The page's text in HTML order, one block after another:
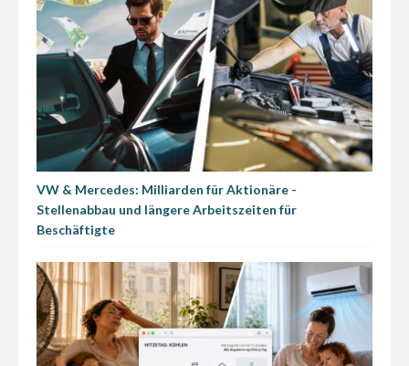
VW & Mercedes: Milliarden für Aktionäre -
Stellenabbau und längere Arbeitszeiten für
Beschäftigte